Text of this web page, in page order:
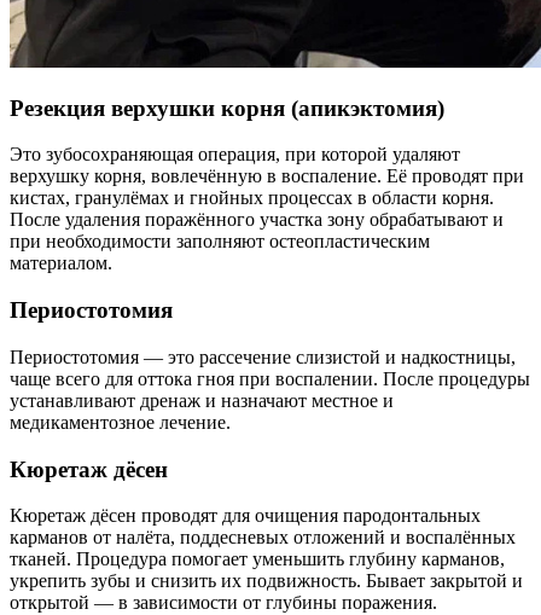
Резекция верхушки корня (апикэктомия)
Это зубосохраняющая операция, при которой удаляют
верхушку корня, вовлечённую в воспаление. Её проводят при
кистах, гранулёмах и гнойных процессах в области корня.
После удаления поражённого участка зону обрабатывают и
при необходимости заполняют остеопластическим
материалом.
Периостотомия
Периостотомия — это рассечение слизистой и надкостницы,
чаще всего для оттока гноя при воспалении. После процедуры
устанавливают дренаж и назначают местное и
медикаментозное лечение.
Кюретаж дёсен
Кюретаж дёсен проводят для очищения пародонтальных
карманов от налёта, поддесневых отложений и воспалённых
тканей. Процедура помогает уменьшить глубину карманов,
укрепить зубы и снизить их подвижность. Бывает закрытой и
открытой — в зависимости от глубины поражения.